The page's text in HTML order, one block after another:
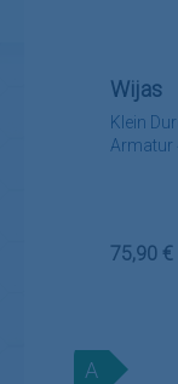
Klein
Armatur
Wijas
75,90 €
A